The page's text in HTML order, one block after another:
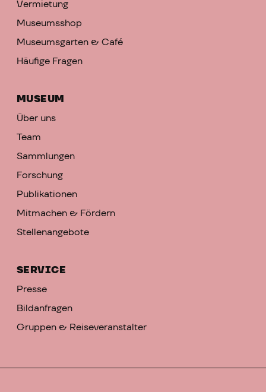
Vermietung
Museumsshop
Museumsgarten & Café
Häufige Fragen
MUSEUM
Über uns
Team
Sammlungen
Forschung
Publikationen
Mitmachen & Fördern
Stellenangebote
SERVICE
Presse
Bildanfragen
Gruppen & Reiseveranstalter